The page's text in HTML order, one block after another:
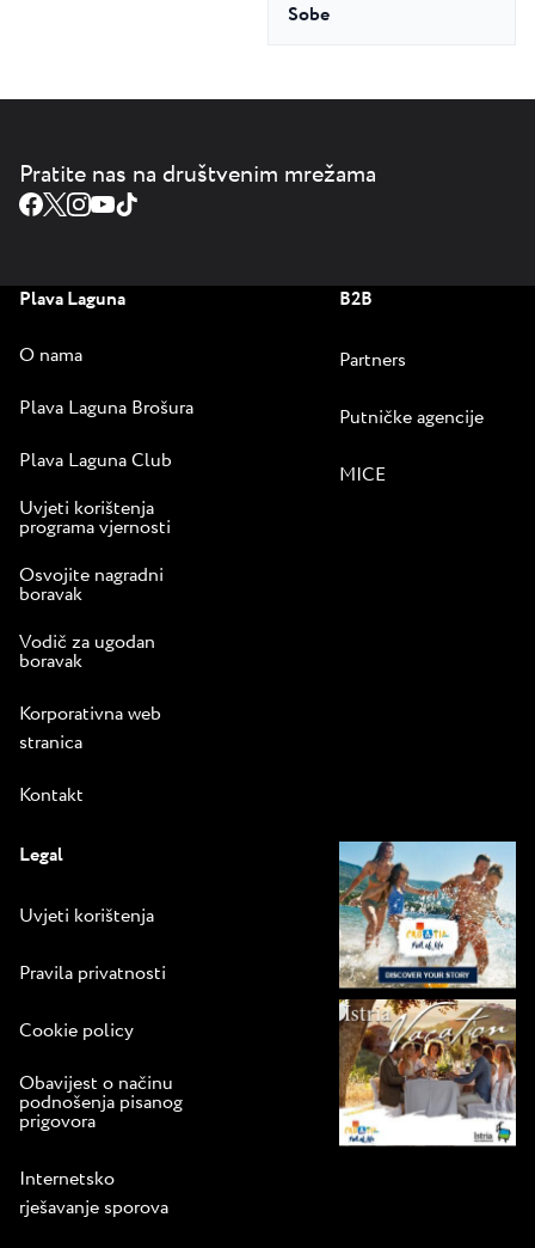
Sobe
Pratite nas na društvenim mrežama
Plava Laguna
O nama
Plava Laguna Brošura
Plava Laguna Club
Uvjeti korištenja
programa vjernosti
Osvojite nagradni
boravak
Vodič za ugodan
boravak
Korporativna web
stranica
Kontakt
B2B
Partners
Putničke agencije
MICE
Legal
Uvjeti korištenja
Pravila privatnosti
Cookie policy
Obavijest o načinu
podnošenja pisanog
prigovora
Internetsko
rješavanje sporova